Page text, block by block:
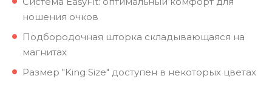
ношения очков
Подбородочная шторка складывающаяся на
магнитах
Размер "King Size" доступен в некоторых цветах